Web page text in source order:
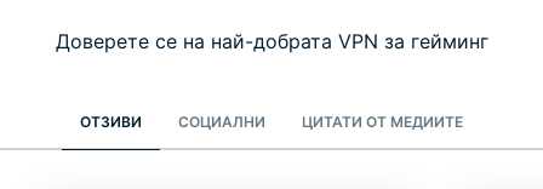
Доверете се на най-добрата VPN за гейминг
ОТЗИВИ СОЦИАЛНИ ЦИТАТИ ОТ МЕДИИТЕ